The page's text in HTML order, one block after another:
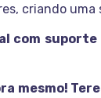
criando
com
mesmo!